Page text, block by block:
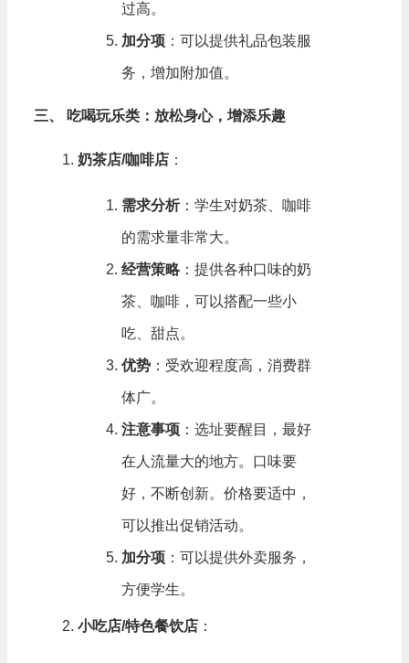
过高。
加分项：可以提供礼品包装服
务，增加附加值。
三、 吃喝玩乐类：放松身心，增添乐趣
奶茶店/咖啡店：
需求分析：学生对奶茶、咖啡
的需求量非常大。
经营策略：提供各种口味的奶
茶、咖啡，可以搭配一些小
吃、甜点。
优势：受欢迎程度高，消费群
体广。
注意事项：选址要醒目，最好
在人流量大的地方。口味要
好，不断创新。价格要适中，
可以推出促销活动。
加分项：可以提供外卖服务，
方便学生。
小吃店/特色餐饮店：